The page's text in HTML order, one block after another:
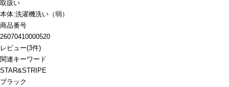
取扱い
本体:洗濯機洗い（弱）
商品番号
26070410000520
レビュー(3件)
関連キーワード
STAR&STRIPE
ブラック